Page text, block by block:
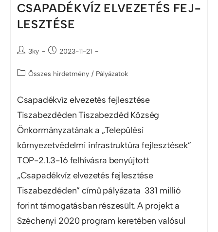
CSAPA­DÉK­VÍZ ELVE­ZE­TÉS FEJ­
LESZTÉSE
3ky 2023-11-21
Összes hirdetmény / Pályázatok
Csapadékvíz elvezetés fejlesztése
Tiszabezdéden Tiszabezdéd Község
Önkormányzatának a „Települési
környezetvédelmi infrastruktúra fejlesztések”
TOP-2.1.3-16 felhívásra benyújtott
„Csapadékvíz elvezetés fejlesztése
Tiszabezdéden” című pályázata 331 millió
forint támogatásban részesült. A projekt a
Széchenyi 2020 program keretében valósul